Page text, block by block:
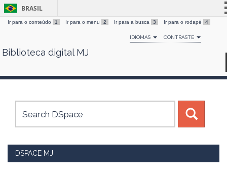
Skip
BRASIL
Simplifique!
Comunica BR
Canais
Ir para o conteúdo 1 Ir para o menu 2 Ir para a busca 3 Ir para o rodapé 4
IDIOMAS CONTRASTE
Biblioteca digital MJ
DSPACE MJ